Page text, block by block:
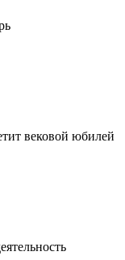
вековой юбилей